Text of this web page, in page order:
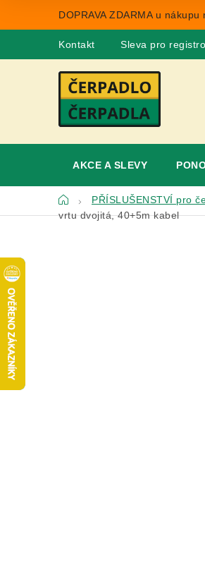
DOPRAVA ZDARMA u
Kontakt Sleva pro
AKCE A SLEVY
DomůPŘÍSLUŠENSTVÍ pro
vrtu dvojitá, 40+5m kabel